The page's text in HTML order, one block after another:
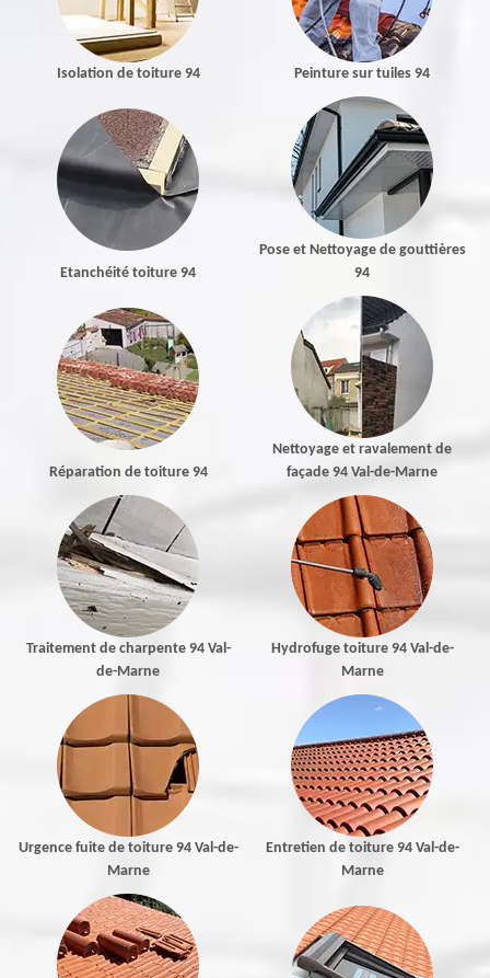
Isolation de toiture 94 Peinture sur tuiles 94
Etanchéité toiture 94
Pose et Nettoyage de gouttières
94
Réparation de toiture 94
Nettoyage et ravalement de
façade 94 Val-de-Marne
Traitement de charpente 94 Val-
de-Marne
Hydrofuge toiture 94 Val-de-
Marne
Urgence fuite de toiture 94 Val-de-
Marne
Entretien de toiture 94 Val-de-
Marne